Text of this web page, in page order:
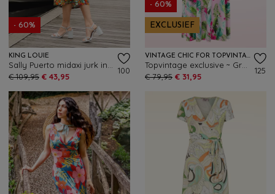
- 60%
KING LOUIE
€ 109,95 € 43,95
100
- 60%
EXCLUSIEF
VINTAGE CHIC FOR TOPVINTAGE
€ 79,95 € 31,95
125